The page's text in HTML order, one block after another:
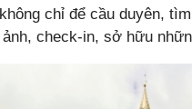
chỉ để cầu duyên,
check-in, sở hữu